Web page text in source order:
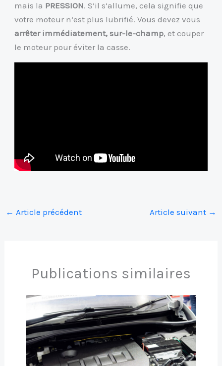
mais la PRESSION. S’il s’allume, cela signifie que
votre moteur n’est plus lubrifié. Vous devez vous
arrêter immédiatement, sur-le-champ, et couper
le moteur pour éviter la casse.
← Article précédent Article suivant →
Publications similaires